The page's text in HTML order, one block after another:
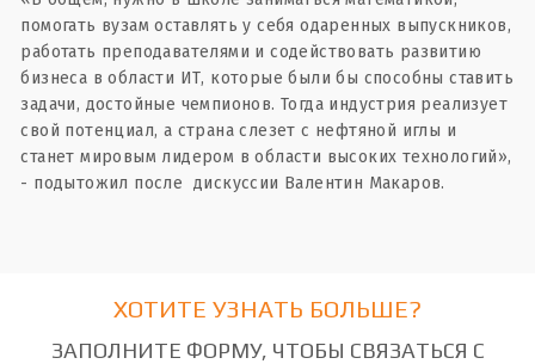
помогать вузам оставлять у себя одаренных выпускников,
работать преподавателями и содействовать развитию
бизнеса в области ИТ, которые были бы способны ставить
задачи, достойные чемпионов. Тогда индустрия реализует
свой потенциал, а страна слезет с нефтяной иглы и
станет мировым лидером в области высоких технологий»,
- подытожил после дискуссии Валентин Макаров.
ХОТИТЕ УЗНАТЬ БОЛЬШЕ?
ЗАПОЛНИТЕ ФОРМУ, ЧТОБЫ СВЯЗАТЬСЯ С